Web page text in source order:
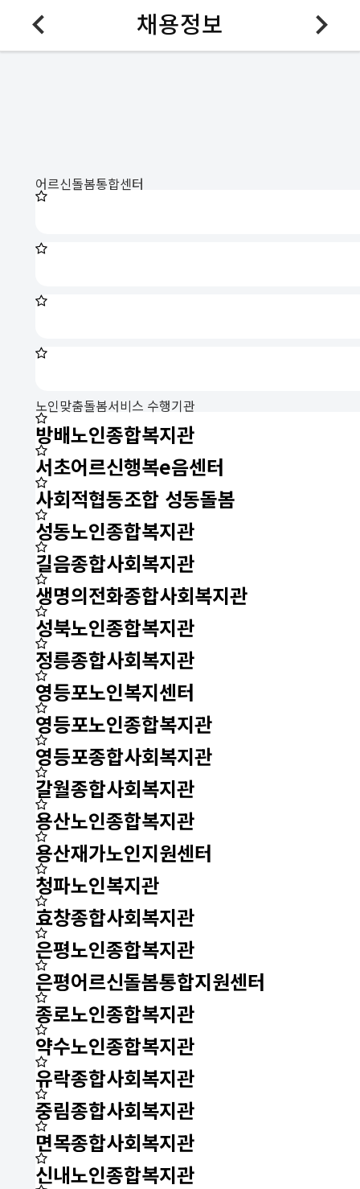
채용정보
어르신돌봄통합센터
노인맞춤돌봄서비스 수행기관
방배노인종합복지관
서초어르신행복e음센터
사회적협동조합 성동돌봄
성동노인종합복지관
길음종합사회복지관
생명의전화종합사회복지관
성북노인종합복지관
정릉종합사회복지관
영등포노인복지센터
영등포노인종합복지관
영등포종합사회복지관
갈월종합사회복지관
용산노인종합복지관
용산재가노인지원센터
청파노인복지관
효창종합사회복지관
은평노인종합복지관
은평어르신돌봄통합지원센터
종로노인종합복지관
약수노인종합복지관
유락종합사회복지관
중림종합사회복지관
면목종합사회복지관
신내노인종합복지관